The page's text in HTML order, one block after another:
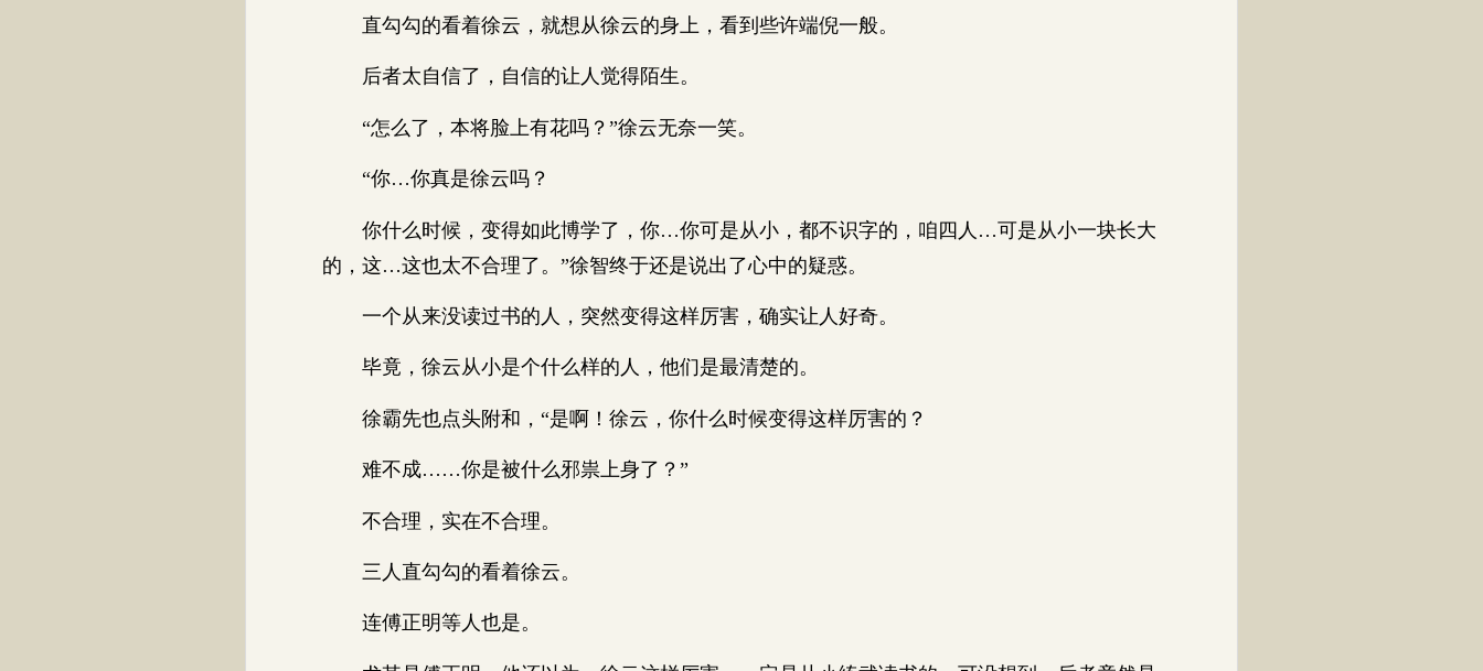
直勾勾的看着徐云，就想从徐云的身上，看到些许端倪一般。
后者太自信了，自信的让人觉得陌生。
“怎么了，本将脸上有花吗？”徐云无奈一笑。
“你…你真是徐云吗？
你什么时候，变得如此博学了，你…你可是从小，都不识字的，咱四人…可是从小一块长大
的，这…这也太不合理了。”徐智终于还是说出了心中的疑惑。
一个从来没读过书的人，突然变得这样厉害，确实让人好奇。
毕竟，徐云从小是个什么样的人，他们是最清楚的。
徐霸先也点头附和，“是啊！徐云，你什么时候变得这样厉害的？
难不成……你是被什么邪祟上身了？”
不合理，实在不合理。
三人直勾勾的看着徐云。
连傅正明等人也是。